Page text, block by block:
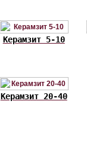
Керамзит 5-10
Керамзит 20-40